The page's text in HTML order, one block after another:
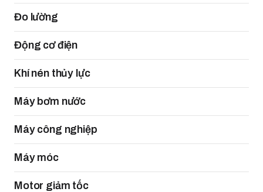
Đo lường
Động cơ điện
Khí nén thủy lực
Máy bơm nước
Máy công nghiệp
Máy móc
Motor giảm tốc